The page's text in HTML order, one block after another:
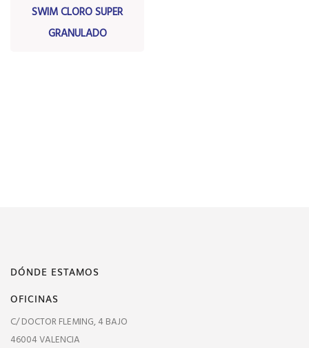
SWIM CLORO SUPER
GRANULADO
DÓNDE ESTAMOS
OFICINAS
C/ DOCTOR FLEMING, 4 BAJO
46004 VALENCIA